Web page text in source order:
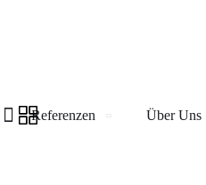
Referenzen Über Uns